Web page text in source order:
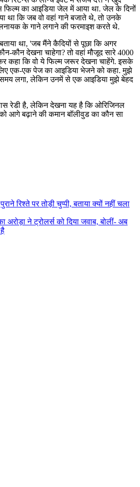
फिल्म का आइडिया जेल में आया था. जेल के दिनों
था कि जब वो वहां गाने बजाते थे, तो उनके
के गाने लगाने की फरमाइश करते थे.
था, 'जब मैंने कैदियों से पूछा कि अगर
कौन देखना चाहेगा? तो वहां मौजूद सारे 4000
कहा कि वो ये फिल्म जरूर देखना चाहेंगे. इसके
एक-एक पेज का आइडिया भेजने को कहा. मुझे
समय लगा, लेकिन उनमें से एक आइडिया मुझे बेहद
रेडी है, लेकिन देखना यह है कि ओरिजिनल
आगे बढ़ाने की कमान बॉलीवुड का कौन सा
रिश्ते पर तोड़ी चुप्पी, बताया क्यों नहीं चला
अरोड़ा ने ट्रोलर्स को दिया जवाब, बोलीं- अब